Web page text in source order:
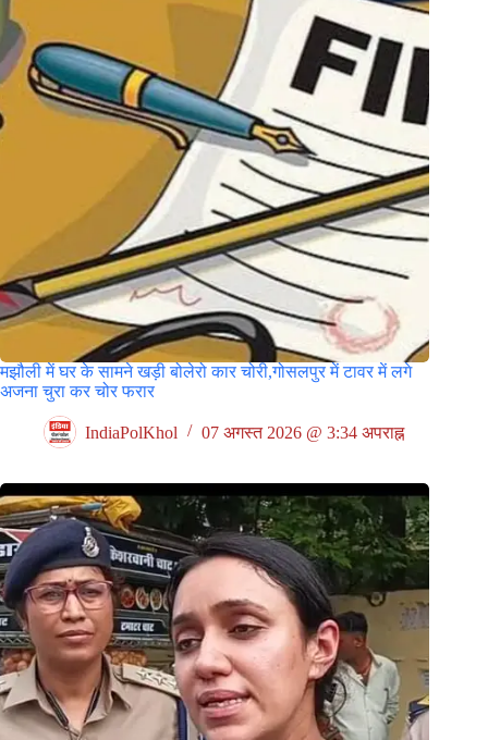
मझौली में घर के सामने खड़ी बोलेरो कार चोरी,गोसलपुर में टावर में लगे
अजना चुरा कर चोर फरार
IndiaPolKhol 07 अगस्त 2026 @ 3:34 अपराह्न